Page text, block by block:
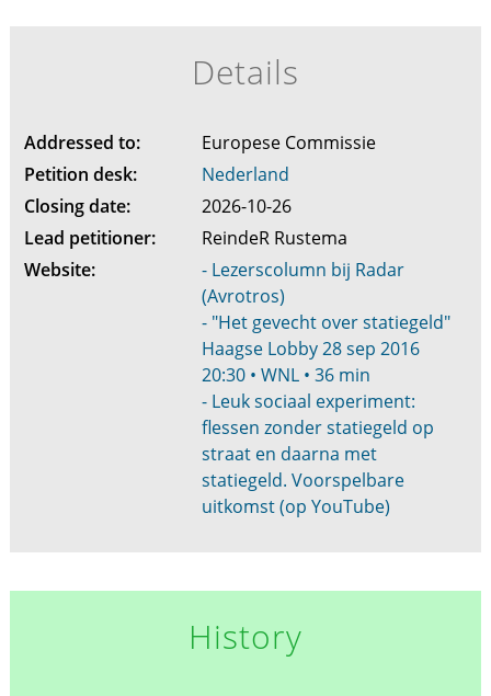
Details
Addressed to:
Europese Commissie
Petition desk:
Nederland
Closing date:
2026-10-26
Lead petitioner:
ReindeR Rustema
Website:
- Lezerscolumn bij Radar
(Avrotros)
- "Het gevecht over statiegeld"
Haagse Lobby 28 sep 2016
20:30 • WNL • 36 min
- Leuk sociaal experiment:
flessen zonder statiegeld op
straat en daarna met
statiegeld. Voorspelbare
uitkomst (op YouTube)
History